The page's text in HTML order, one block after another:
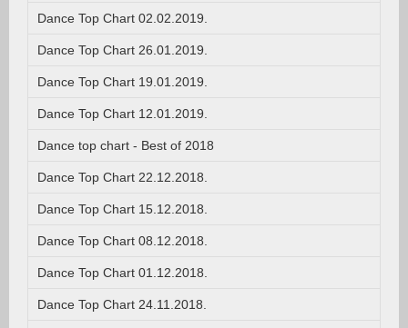
Dance Top Chart 02.02.2019.
Dance Top Chart 26.01.2019.
Dance Top Chart 19.01.2019.
Dance Top Chart 12.01.2019.
Dance top chart - Best of 2018
Dance Top Chart 22.12.2018.
Dance Top Chart 15.12.2018.
Dance Top Chart 08.12.2018.
Dance Top Chart 01.12.2018.
Dance Top Chart 24.11.2018.